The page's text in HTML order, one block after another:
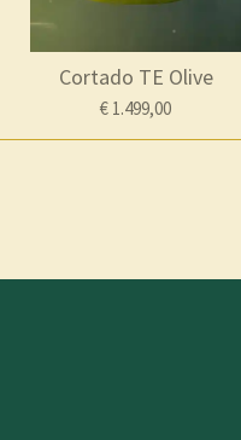
Cortado TE Olive
€ 1.499,00